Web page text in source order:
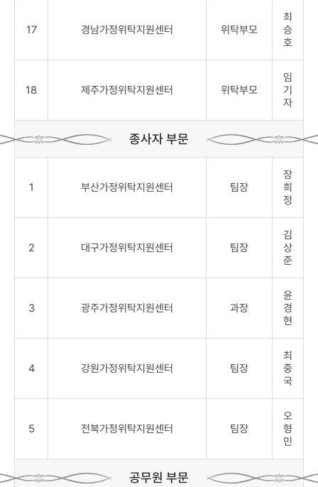
17 경남가정위탁지원센터 위탁부모
최
승
호
18 제주가정위탁지원센터 위탁부모
임
기
자
종사자 부문
1 부산가정위탁지원센터 팀장
장
희
정
2 대구가정위탁지원센터 팀장
김
상
준
3 광주가정위탁지원센터 과장
윤
경
현
4 강원가정위탁지원센터 팀장
최
중
국
5 전북가정위탁지원센터 팀장
오
형
민
공무원 부문